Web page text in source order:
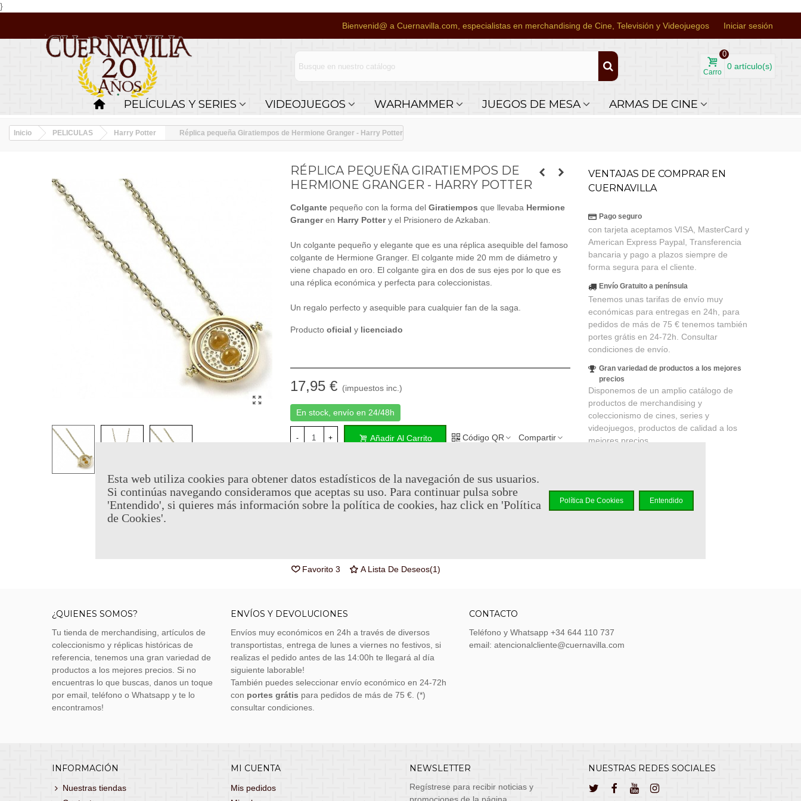
}
Bienvenid@ a Cuernavilla.com, especialistas en merchandising de Cine, Televisión y Videojuegos Iniciar sesión
Carro
0
0 artículo(s)
PELÍCULAS Y SERIES VIDEOJUEGOS WARHAMMER JUEGOS DE MESA ARMAS DE CINE
Inicio PELICULAS Harry Potter Réplica pequeña Giratiempos de Hermione Granger - Harry Potter
RÉPLICA PEQUEÑA GIRATIEMPOS DE
HERMIONE GRANGER - HARRY POTTER
Colgantepequeño con la forma del Giratiempos que llevaba Hermione
Grangeren Harry Pottery el Prisionero de Azkaban.
Un colgante pequeño y elegante que es una réplica asequible del famoso
colgante de Hermione Granger. El colgante mide 20 mm de diámetro y
viene chapado en oro. El colgante gira en dos de sus ejes por lo que es
una réplica económica y perfecta para coleccionistas.
Un regalo perfecto y asequible para cualquier fan de la saga.
Producto oficial y licenciado
17,95 € (impuestos inc.)
En stock, envío en 24/48h
- + Añadir Al Carrito Código QR Compartir
Al comprar este producto puedes juntar hasta8puntos de fidelidad
cesta sera de8puntos de fidelidadque se puede convertir en un cupón
de € 0.06.
Favorito 3 A Lista De Deseos(1)
VENTAJAS DE COMPRAR EN
CUERNAVILLA
Pago seguro
con tarjeta aceptamos VISA, MasterCard y
American Express Paypal, Transferencia
bancaria y pago a plazos siempre de
forma segura para el cliente.
Envío Gratuito a península
Tenemos unas tarifas de envío muy
económicas para entregas en 24h, para
pedidos de más de 75 € tenemos también
portes grátis en 24-72h. Consultar
condiciones de envío.
Gran variedad de productos a los mejores
precios
Disponemos de un amplio catálogo de
productos de merchandising y
coleccionismo de cines, series y
videojuegos, productos de calidad a los
mejores precios.
¿QUIENES SOMOS?
Tu tienda de merchandising, artículos de
coleccionismo y réplicas históricas de
referencia, tenemos una gran variedad de
productos a los mejores precios. Si no
encuentras lo que buscas, danos un toque
por email, teléfono o Whatsapp y te lo
encontramos!
ENVÍOS Y DEVOLUCIONES
Envíos muy económicos en 24h a través de diversos
transportistas, entrega de lunes a viernes no festivos, si
realizas el pedido antes de las 14:00h te llegará al día
siguiente laborable!
También puedes seleccionar envío económico en 24-72h
con portes grátis para pedidos de más de 75 €. (*)
consultar condiciones.
CONTACTO
Teléfono y Whatsapp +34 644 110 737
email: atencionalcliente@cuernavilla.com
INFORMACIÓN
Nuestras tiendas
MI CUENTA
Mis pedidos
NEWSLETTER
Regístrese para recibir noticias y
NUESTRAS REDES SOCIALES
Esta web utiliza cookies para obtener datos estadísticos de la navegación de sus usuarios.
Si continúas navegando consideramos que aceptas su uso. Para continuar pulsa sobre
'Entendido', si quieres más información sobre la política de cookies, haz click en 'Política
de Cookies'.
Política De Cookies Entendido